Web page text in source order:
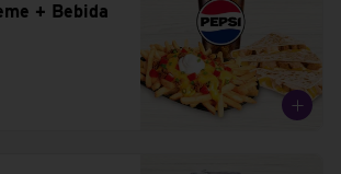
+ Bebida